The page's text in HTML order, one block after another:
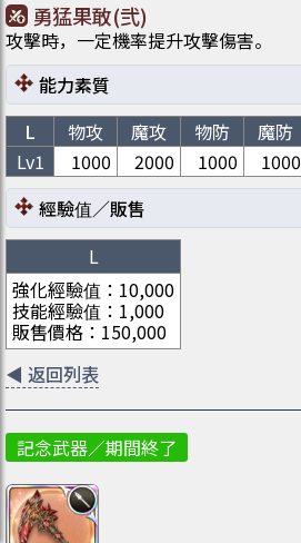
勇猛果敢(弐)
攻擊時，一定機率提升攻擊傷害。
能力素質
L
物攻 魔攻 物防 魔防
Lv1
1000 2000 1000 1000
經驗值／販售
L
強化經驗值 ： 10,000
技能經驗值 ： 1,000
販售價格 ： 150,000
◀ 返回列表
記念武器／期間終了